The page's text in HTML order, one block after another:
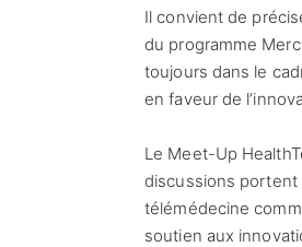
Il convient de
du programme
toujours dans le
en faveur de
Le Meet-Up
discussions portent
télémédecine
soutien aux